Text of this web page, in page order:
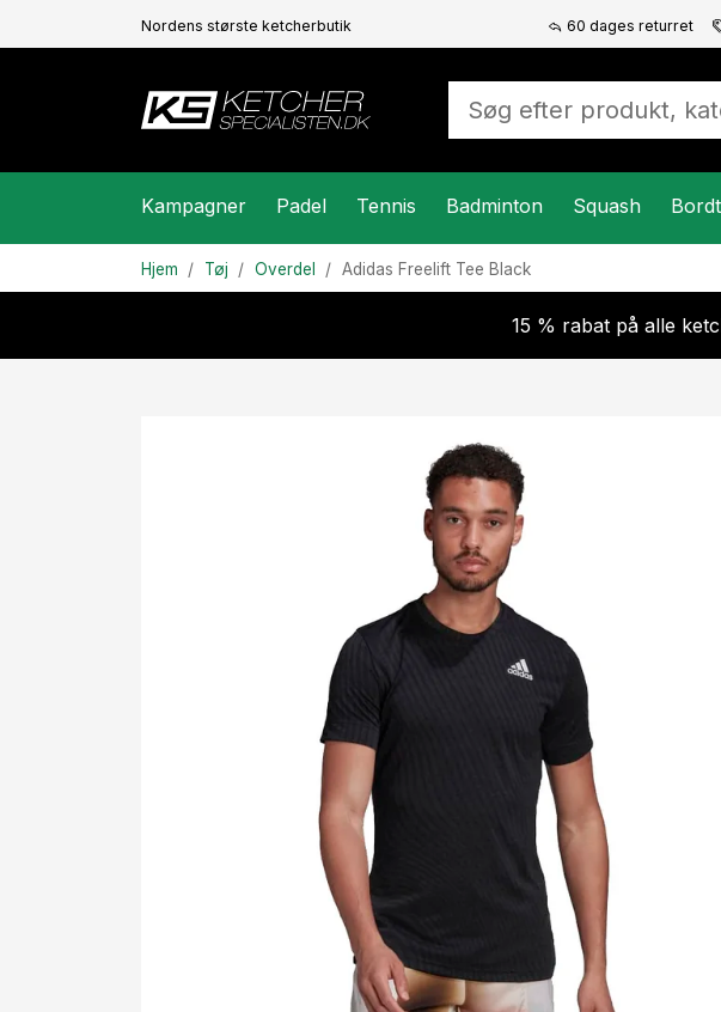
Nordens største ketcherbutik 60 dages returret
Kampagner Padel Tennis Badminton Squash
Hjem Tøj Overdel Adidas Freelift Tee Black
15 % rabat på alle